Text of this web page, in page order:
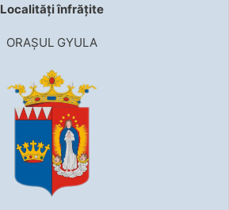
Localități înfrățite
ORAȘUL GYULA